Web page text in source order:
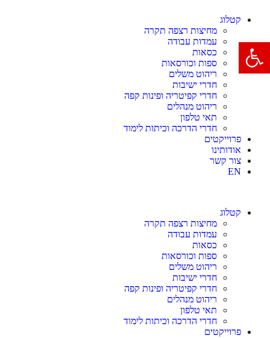
קטלוג
מחיצות רצפה תקרה
עמדות עבודה
כסאות
ספות וכורסאות
ריהוט משלים
חדרי ישיבות
חדרי קפיטריה ופינות קפה
ריהוט מנהלים
תאי טלפון
חדרי הדרכה וכיתות לימוד
פרוייקטים
אודותינו
צור קשר
EN
קטלוג
מחיצות רצפה תקרה
עמדות עבודה
כסאות
ספות וכורסאות
ריהוט משלים
חדרי ישיבות
חדרי קפיטריה ופינות קפה
ריהוט מנהלים
תאי טלפון
חדרי הדרכה וכיתות לימוד
פרוייקטים
פתח סרגל נגישות